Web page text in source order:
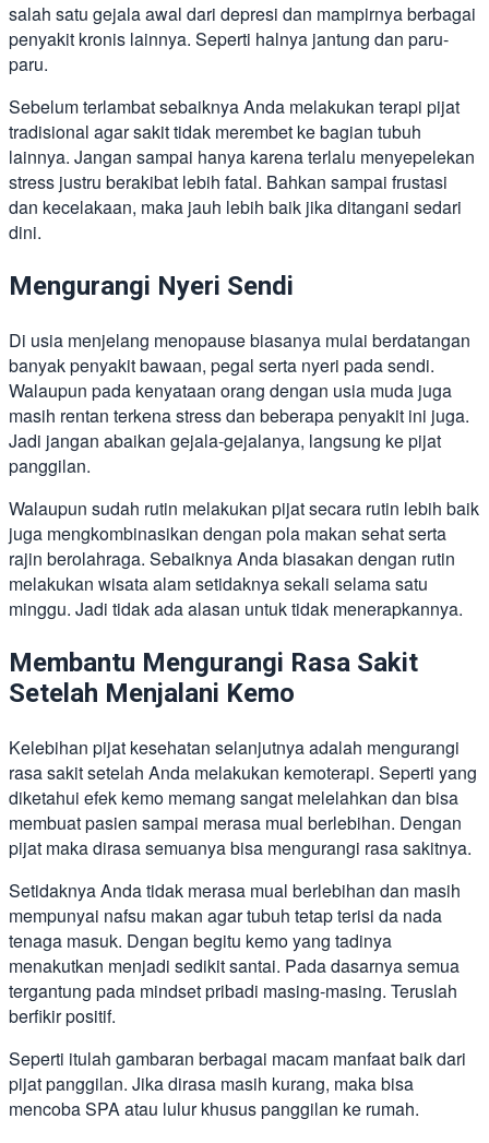
salah satu gejala awal dari depresi dan mampirnya berbagai
penyakit kronis lainnya. Seperti halnya jantung dan paru-
paru.
Sebelum terlambat sebaiknya Anda melakukan terapi pijat
tradisional agar sakit tidak merembet ke bagian tubuh
lainnya. Jangan sampai hanya karena terlalu menyepelekan
stress justru berakibat lebih fatal. Bahkan sampai frustasi
dan kecelakaan, maka jauh lebih baik jika ditangani sedari
dini.
Mengurangi Nyeri Sendi
Di usia menjelang menopause biasanya mulai berdatangan
banyak penyakit bawaan, pegal serta nyeri pada sendi.
Walaupun pada kenyataan orang dengan usia muda juga
masih rentan terkena stress dan beberapa penyakit ini juga.
Jadi jangan abaikan gejala-gejalanya, langsung ke pijat
panggilan.
Walaupun sudah rutin melakukan pijat secara rutin lebih baik
juga mengkombinasikan dengan pola makan sehat serta
rajin berolahraga. Sebaiknya Anda biasakan dengan rutin
melakukan wisata alam setidaknya sekali selama satu
minggu. Jadi tidak ada alasan untuk tidak menerapkannya.
Membantu Mengurangi Rasa Sakit
Setelah Menjalani Kemo
Kelebihan pijat kesehatan selanjutnya adalah mengurangi
rasa sakit setelah Anda melakukan kemoterapi. Seperti yang
diketahui efek kemo memang sangat melelahkan dan bisa
membuat pasien sampai merasa mual berlebihan. Dengan
pijat maka dirasa semuanya bisa mengurangi rasa sakitnya.
Setidaknya Anda tidak merasa mual berlebihan dan masih
mempunyai nafsu makan agar tubuh tetap terisi da nada
tenaga masuk. Dengan begitu kemo yang tadinya
menakutkan menjadi sedikit santai. Pada dasarnya semua
tergantung pada mindset pribadi masing-masing. Teruslah
berfikir positif.
Seperti itulah gambaran berbagai macam manfaat baik dari
pijat panggilan. Jika dirasa masih kurang, maka bisa
mencoba SPA atau lulur khusus panggilan ke rumah.